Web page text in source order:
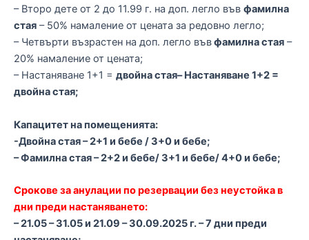
– Второ дете от 2 до 11.99 г. на доп. легло във фамилна
стая – 50% намаление от цената за редовно легло;
– Четвърти възрастен на доп. легло въвфамилна стая –
20% намаление от цената;
– Настаняване 1+1 = двойна стая– Настаняване 1+2 =
двойна стая;
Капацитет на помещенията:
-Двойна стая – 2+1 и бебе / 3+0 и бебе;
– Фамилна стая – 2+2 и бебе/ 3+1 и бебе/ 4+0 и бебе;
Срокове за анулации по резервации без неустойка в
дни преди настаняването:
– 21.05 – 31.05 и 21.09 – 30.09.2025 г. – 7 дни преди